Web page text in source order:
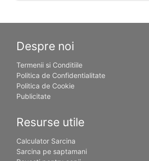
Despre noi
Termenii si Conditiile
Politica de Confidentialitate
Politica de Cookie
Publicitate
Resurse utile
Calculator Sarcina
Sarcina pe saptamani